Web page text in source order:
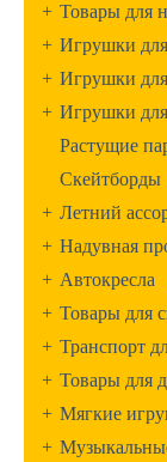
+ Товары для
+ Игрушки
+ Игрушки
+ Игрушки
Растущие
Скейтборды
+ Летний
+ Надувная
+ Автокресла
+ Товары для
+ Транспорт
+ Товары для
+ Мягкие
+